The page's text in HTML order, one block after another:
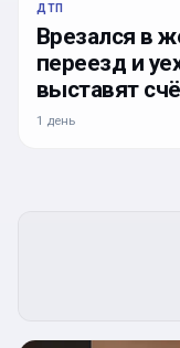
ДТП
Врезался в
переезд и
выставят
1 день